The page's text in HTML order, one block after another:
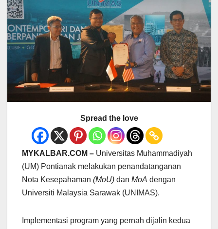
Spread the love
MYKALBAR.COM – Universitas Muhammadiyah
(UM) Pontianak melakukan penandatanganan
Nota Kesepahaman (MoU) dan MoA dengan
Universiti Malaysia Sarawak (UNIMAS).
Implementasi program yang pernah dijalin kedua